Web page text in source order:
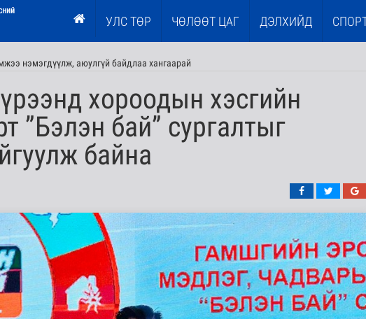
УЛС ТӨР ЧӨЛӨӨТ ЦАГ ДЭЛХИЙД
нэмэгдүүлж, аюулгүй байдлаа хангаарай
хороодын хэсгийн
”Бэлэн бай” сургалтыг
байна